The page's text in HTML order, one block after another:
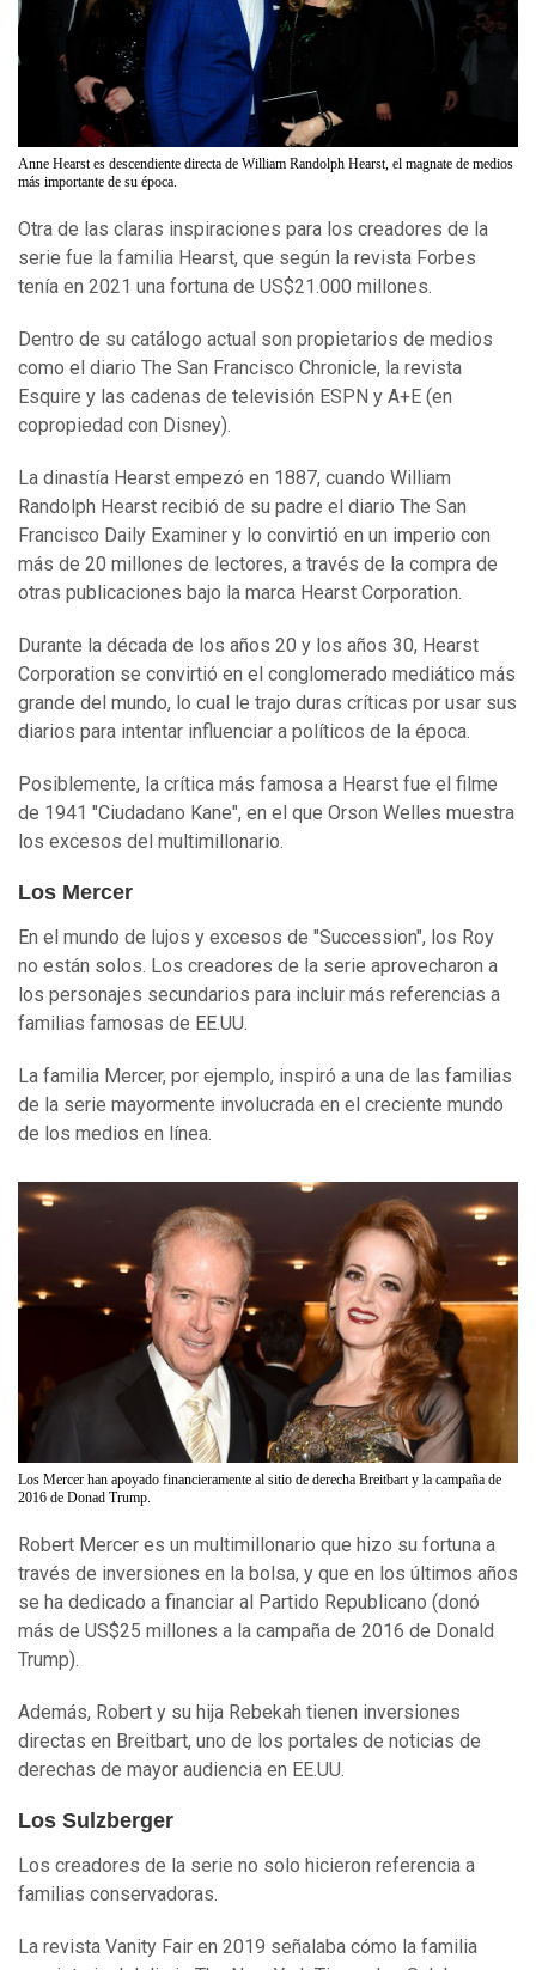
Anne Hearst es descendiente directa de William Randolph Hearst, el magnate de medios
más importante de su época.
Otra de las claras inspiraciones para los creadores de la
serie fue la familia Hearst, que según la revista Forbes
tenía en 2021 una fortuna de US$21.000 millones.
Dentro de su catálogo actual son propietarios de medios
como el diario The San Francisco Chronicle, la revista
Esquire y las cadenas de televisión ESPN y A+E (en
copropiedad con Disney).
La dinastía Hearst empezó en 1887, cuando William
Randolph Hearst recibió de su padre el diario The San
Francisco Daily Examiner y lo convirtió en un imperio con
más de 20 millones de lectores, a través de la compra de
otras publicaciones bajo la marca Hearst Corporation.
Durante la década de los años 20 y los años 30, Hearst
Corporation se convirtió en el conglomerado mediático más
grande del mundo, lo cual le trajo duras críticas por usar sus
diarios para intentar influenciar a políticos de la época.
Posiblemente, la crítica más famosa a Hearst fue el filme
de 1941 "Ciudadano Kane", en el que Orson Welles muestra
los excesos del multimillonario.
Los Mercer
En el mundo de lujos y excesos de "Succession", los Roy
no están solos. Los creadores de la serie aprovecharon a
los personajes secundarios para incluir más referencias a
familias famosas de EE.UU.
La familia Mercer, por ejemplo, inspiró a una de las familias
de la serie mayormente involucrada en el creciente mundo
de los medios en línea.
Los Mercer han apoyado financieramente al sitio de derecha Breitbart y la campaña de
2016 de Donad Trump.
Robert Mercer es un multimillonario que hizo su fortuna a
través de inversiones en la bolsa, y que en los últimos años
se ha dedicado a financiar al Partido Republicano (donó
más de US$25 millones a la campaña de 2016 de Donald
Trump).
Además, Robert y su hija Rebekah tienen inversiones
directas en Breitbart, uno de los portales de noticias de
derechas de mayor audiencia en EE.UU.
Los Sulzberger
Los creadores de la serie no solo hicieron referencia a
familias conservadoras.
La revista Vanity Fair en 2019 señalaba cómo la familia